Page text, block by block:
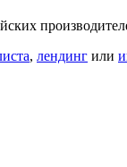
, лендинг или